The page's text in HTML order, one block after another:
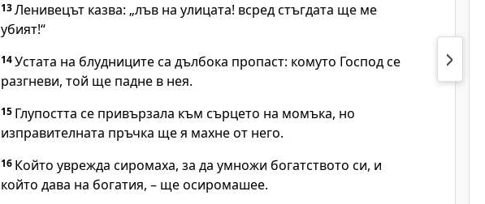
13Ленивецът казва: „лъв на улицата! всред стъгдата ще ме
убият!“
14Устата на блудниците са дълбока пропаст: комуто Господ се
разгневи, той ще падне в нея.
15 Глупостта се привързала към сърцето на момъка, но
изправителната пръчка ще я махне от него.
16 Който уврежда сиромаха, за да умножи богатството си, и
който дава на богатия, – ще осиромашее.